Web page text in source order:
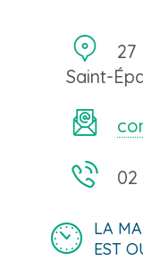
27
Saint-
02
LA
EST